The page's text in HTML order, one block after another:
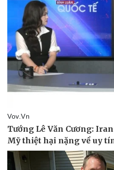
Doanh nghiệp
Thông tin doanh nghiệp
Doanh nghiệp 24h
Doanh nhân
Vì cộng đồng